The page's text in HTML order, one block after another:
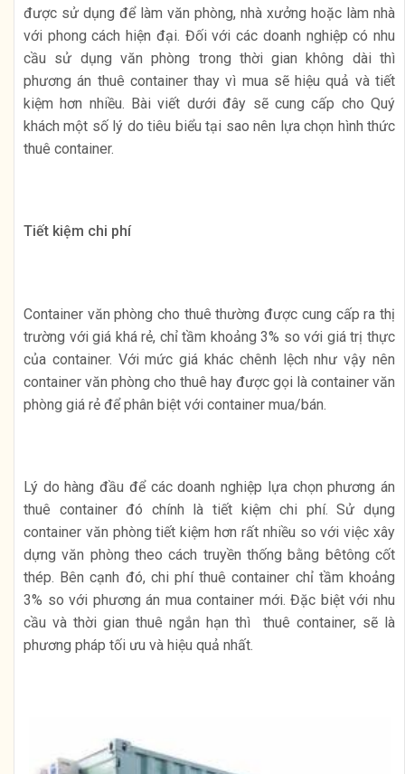
được sử dụng để làm văn phòng, nhà xưởng hoặc làm nhà
với phong cách hiện đại. Đối với các doanh nghiệp có nhu
cầu sử dụng văn phòng trong thời gian không dài thì
phương án thuê container thay vì mua sẽ hiệu quả và tiết
kiệm hơn nhiều. Bài viết dưới đây sẽ cung cấp cho Quý
khách một số lý do tiêu biểu tại sao nên lựa chọn hình thức
thuê container.
Tiết kiệm chi phí
Container văn phòng cho thuê thường được cung cấp ra thị
trường với giá khá rẻ, chỉ tầm khoảng 3% so với giá trị thực
của container. Với mức giá khác chênh lệch như vậy nên
container văn phòng cho thuê hay được gọi là container văn
phòng giá rẻ để phân biệt với container mua/bán.
Lý do hàng đầu để các doanh nghiệp lựa chọn phương án
thuê container đó chính là tiết kiệm chi phí. Sử dụng
container văn phòng tiết kiệm hơn rất nhiều so với việc xây
dựng văn phòng theo cách truyền thống bằng bêtông cốt
thép. Bên cạnh đó, chi phí thuê container chỉ tầm khoảng
3% so với phương án mua container mới. Đặc biệt với nhu
cầu và thời gian thuê ngắn hạn thì thuê container, sẽ là
phương pháp tối ưu và hiệu quả nhất.